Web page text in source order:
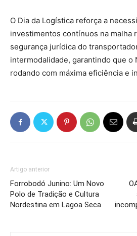
O Dia da Logística reforça a
investimentos contínuos na malha
segurança jurídica do
intermodalidade, garantindo que o
rodando com máxima eficiência e
Artigo anterior
Forrobodó Junino: Um Novo
Polo de Tradição e Cultura
Nordestina em Lagoa Seca